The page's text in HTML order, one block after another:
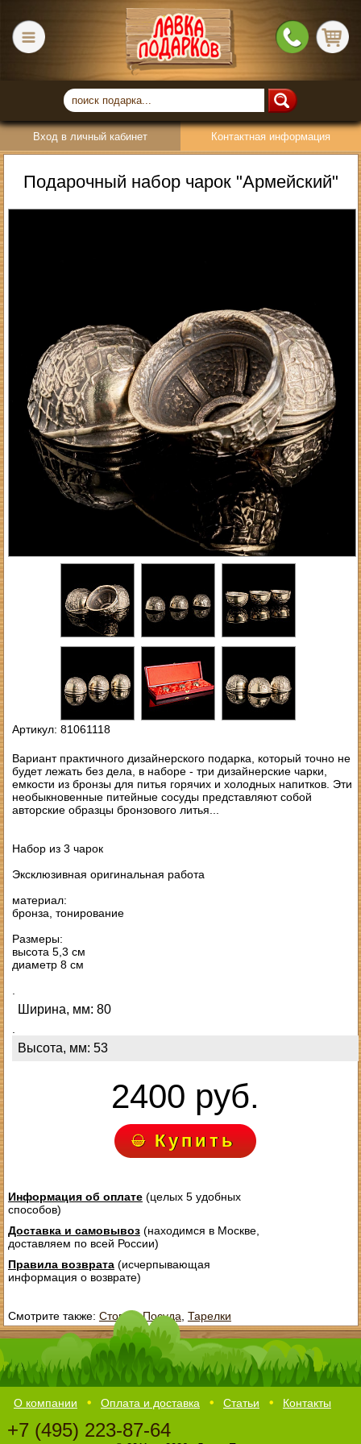
Вход в личный кабинет Контактная информация
Подарочный набор чарок "Армейский"
Артикул: 81061118
Вариант практичного дизайнерского подарка, который точно не
будет лежать без дела, в наборе - три дизайнерские чарки,
емкости из бронзы для питья горячих и холодных напитков. Эти
необыкновенные питейные сосуды представляют собой
авторские образцы бронзового литья...
Набор из 3 чарок
Эксклюзивная оригинальная работа
материал:
бронза, тонирование
Размеры:
высота 5,3 см
диаметр 8 см
Ширина, мм: 80
Высота, мм: 53
2400 руб.
Купить
Информация об оплате(целых 5 удобных
способов)
Доставка и самовывоз(находимся в Москве,
доставляем по всей России)
Правила возврата(исчерпывающая
информация о возврате)
Смотрите также: Стопки ,Посуда Тарелки
О компании Оплата и доставка Статьи Контакты
+7 (495) 223-87-64